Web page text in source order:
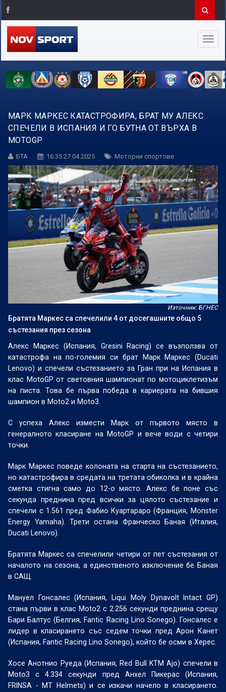
МАРК МАРКЕС КАТАСТРОФИРА, БРАТ МУ АЛЕКС
СПЕЧЕЛИ В ИСПАНИЯ И ГО БУТНА ОТ ВЪРХА В
MOTOGP
БТА 16:35 27.04.2025 Моторни спортове
Източник: БГНЕС
Братята Маркес са спечелили 4 от досегашните общо 5
състезания през сезона
Алекс Маркес (Испания, Gresini Racing) се възползва от
катастрофа на по-големия си брат Марк Маркес (Ducati
Lenovo) и спечели състезанието за Гран при на Испания в
клас MotoGP от световния шампионат по мотоциклетизъм
на писта. Това бе първа победа в кариерата на бившия
шампион в Moto2 и Moto3.
С успеха Алекс измести Марк от първото място в
генералното класиране на MotoGP и вече води с четири
точки.
Марк Маркес поведе колоната на старта на състезанието,
но катастрофира в средата на третата обиколка и в крайна
сметка стигна само до 12-о място. Алекс бе поне със
секунда преднина пред всички за цялото състезание и
спечели с 1.561 пред Фабио Куартараро (Франция, Monster
Energy Yamaha). Трети остана Франческо Баная (Италия,
Ducati Lenovo).
Братята Маркес са спечелили четири от пет състезания от
началото на сезона, а единственото изключение бе Баная
в САЩ.
Мануел Гонсалес (Испания, Liqui Moly Dynavolt Intact GP)
стана първи в клас Moto2 с 2.256 секунди преднина срещу
Бари Балтус (Белгия, Fantic Racing Lino Sonego). Гонсалес е
лидер в класирането със седем точки пред Арон Канет
(Испания, Fantic Racing Lino Sonegо), който бе осми в Херес.
Хосе Анотнио Руеда (Испания, Red Bull KTM Ajo) спечели в
Moto3 с 4.334 секунди пред Анхел Пикерас (Испания,
FRINSA - MT Helmets) и се изкачи начело в класирането.